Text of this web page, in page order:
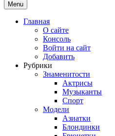
Menu
Главная
О сайте
Консоль
Войти на сайт
Добавить
Рубрики
Знаменитости
Актрисы
Музыканты
Спорт
Модели
Азиатки
Блондинки